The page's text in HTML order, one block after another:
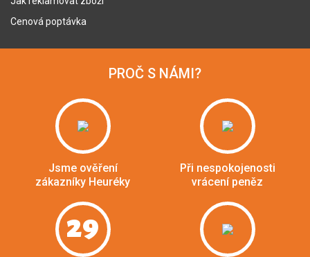
Cenová poptávka
PROČ S NÁMI?
Jsme ověření
zákazníky Heuréky
Při nespokojenosti
vrácení peněz
29